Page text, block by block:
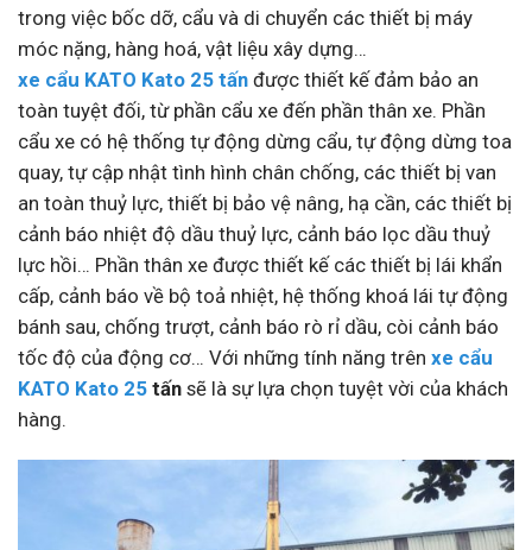
trong việc bốc dỡ, cẩu và di chuyển các thiết bị máy
móc nặng, hàng hoá, vật liệu xây dựng…
xe cẩu KATO Kato 25 tấn được thiết kế đảm bảo an
toàn tuyệt đối, từ phần cẩu xe đến phần thân xe. Phần
cẩu xe có hệ thống tự động dừng cẩu, tự động dừng toa
quay, tự cập nhật tình hình chân chống, các thiết bị van
an toàn thuỷ lực, thiết bị bảo vệ nâng, hạ cần, các thiết bị
cảnh báo nhiệt độ dầu thuỷ lực, cảnh báo lọc dầu thuỷ
lực hồi… Phần thân xe được thiết kế các thiết bị lái khẩn
cấp, cảnh báo về bộ toả nhiệt, hệ thống khoá lái tự động
bánh sau, chống trượt, cảnh báo rò rỉ dầu, còi cảnh báo
tốc độ của động cơ… Với những tính năng trên xe cẩu
KATO Kato 25 tấn sẽ là sự lựa chọn tuyệt vời của khách
hàng.